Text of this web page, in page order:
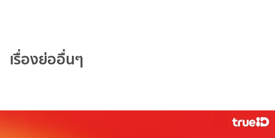
เรื่องย่ออื่นๆ